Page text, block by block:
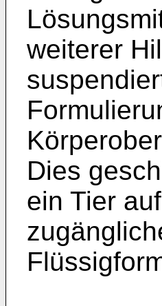
weiterer
Dies
ein Tier